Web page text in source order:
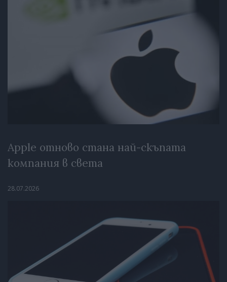
Apple отново стана най-скъпата
компания в света
28.07.2026